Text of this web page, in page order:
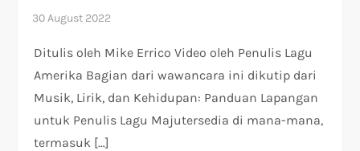
Ditulis oleh Mike Errico Video oleh Penulis Lagu
Amerika Bagian dari wawancara ini dikutip dari
Musik, Lirik, dan Kehidupan: Panduan Lapangan
untuk Penulis Lagu Majutersedia di mana-mana,
termasuk […]